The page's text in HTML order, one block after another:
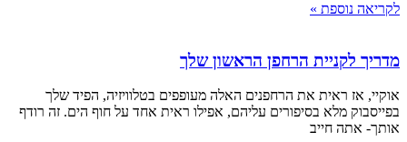
לקריאה נוספת »
מדריך לקניית הרחפן הראשון שלך
אוקיי, אז ראית את הרחפנים האלה מעופפים בטלוויזיה, הפיד שלך
בפייסבוק מלא בסיפורים עליהם, אפילו ראית אחד על חוף הים. זה רודף
אותך- אתה חייב